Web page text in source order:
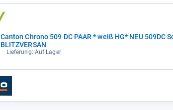
Canton Chrono 509 DC PAAR * weiß HG* NEU 509DC
BLITZVERSAN
Lieferung: Auf Lager